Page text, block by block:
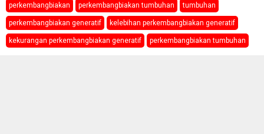
perkembangbiakan perkembangbiakan tumbuhan tumbuhan
perkembangbiakan generatif kelebihan perkembangbiakan generatif
kekurangan perkembangbiakan generatif perkembangbiakan tumbuhan